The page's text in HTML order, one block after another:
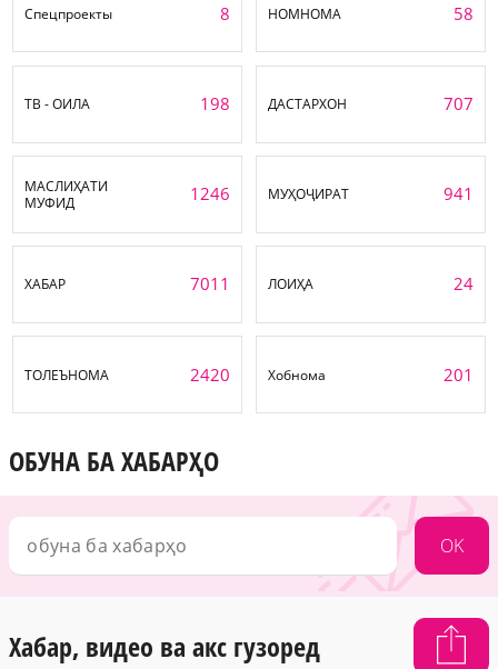
Спецпроекты 8 НОМНОМА 58
ТВ - ОИЛА 198 ДАСТАРХОН 707
МАСЛИҲАТИ
МУФИД
1246 МУҲОҶИРАТ 941
ХАБАР 7011 ЛОИҲА 24
ТОЛЕЪНОМА 2420 Хобнома 201
ОБУНА БА ХАБАРҲО
OK
Хабар, видео ва акс гузоред